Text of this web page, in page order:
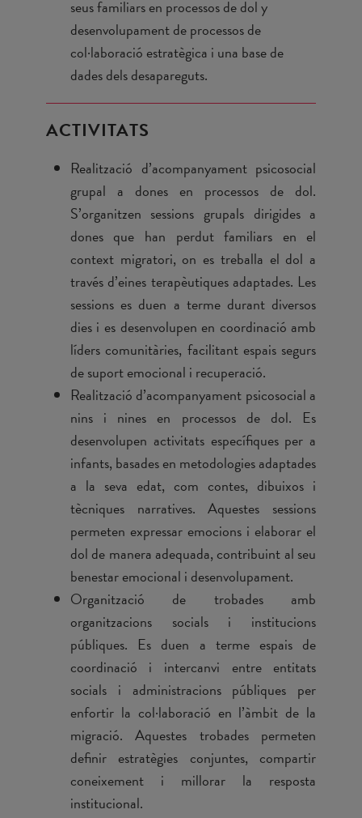
seus familiars en processos de dol y
desenvolupament de processos de
col·laboració estratègica i una base de
dades dels desapareguts.
ACTIVITATS
Realització d’acompanyament psicosocial
grupal a dones en processos de dol.
S’organitzen sessions grupals dirigides a
dones que han perdut familiars en el
context migratori, on es treballa el dol a
través d’eines terapèutiques adaptades. Les
sessions es duen a terme durant diversos
dies i es desenvolupen en coordinació amb
líders comunitàries, facilitant espais segurs
de suport emocional i recuperació.
Realització d’acompanyament psicosocial a
nins i nines en processos de dol. Es
desenvolupen activitats específiques per a
infants, basades en metodologies adaptades
a la seva edat, com contes, dibuixos i
tècniques narratives. Aquestes sessions
permeten expressar emocions i elaborar el
dol de manera adequada, contribuint al seu
benestar emocional i desenvolupament.
Organització de trobades amb
organitzacions socials i institucions
públiques. Es duen a terme espais de
coordinació i intercanvi entre entitats
socials i administracions públiques per
enfortir la col·laboració en l’àmbit de la
migració. Aquestes trobades permeten
definir estratègies conjuntes, compartir
coneixement i millorar la resposta
institucional.